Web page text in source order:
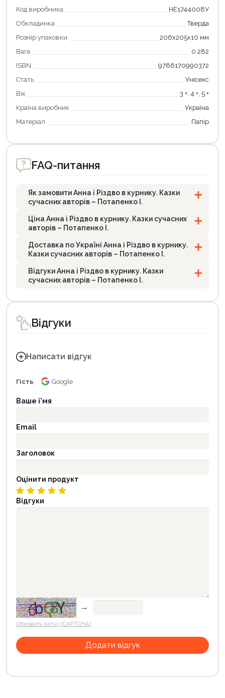
Код виробника
НЕ1744008У
Обкладинка
Тверда
Розмір упаковки
206x205x10 мм
Вага
0.282
ISBN
9786170990372
Стать
Унісекс
Вік
3 +, 4 +, 5 +
Країна виробник
Україна
Матеріал
Папір
FAQ-питання
Як замовити Анна і Різдво в курнику. Казки
сучасних авторів – Потапенко І.
Ціна Анна і Різдво в курнику. Казки сучасних
авторів – Потапенко І.
Доставка по Україні Анна і Різдво в курнику.
Казки сучасних авторів – Потапенко І.
Відгуки Анна і Різдво в курнику. Казки
сучасних авторів – Потапенко І.
Відгуки
Написати відгук
Гість Google
Ваше і'мя
Email
Заголовок
Оцінити продукт
Відгуки
→
Обновить капчу (CAPTCHA)